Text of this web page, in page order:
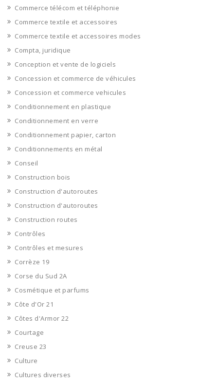
Commerce télécom et téléphonie
Commerce textile et accessoires
Commerce textile et accessoires modes
Compta, juridique
Conception et vente de logiciels
Concession et commerce de véhicules
Concession et commerce vehicules
Conditionnement en plastique
Conditionnement en verre
Conditionnement papier, carton
Conditionnements en métal
Conseil
Construction bois
Construction d'autoroutes
Construction d'autoroutes
Construction routes
Contrôles
Contrôles et mesures
Corrèze 19
Corse du Sud 2A
Cosmétique et parfums
Côte d'Or 21
Côtes d'Armor 22
Courtage
Creuse 23
Culture
Cultures diverses